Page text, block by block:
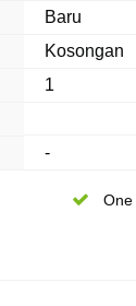
Baru
Kosongan
1
-